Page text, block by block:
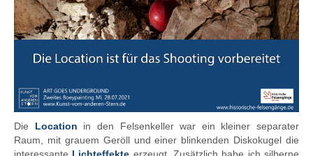
Die Location
in den Felsenkeller war ein kleiner separater
Raum, mit grauem Geröll und einer blinkenden Diskokugel die